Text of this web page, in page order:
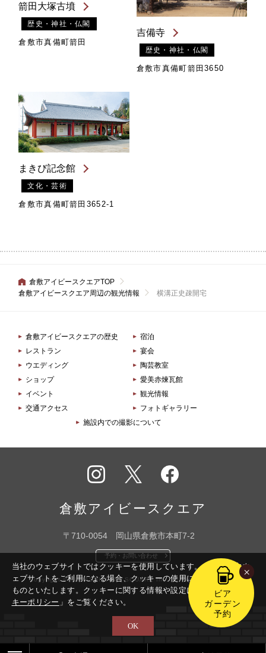
ビア
ガーデン
予約
×
箭田大塚古墳
歴史・神社・仏閣
倉敷市真備町箭田
吉備寺
歴史・神社・仏閣
倉敷市真備町箭田3650
まきび記念館
文化・芸術
倉敷市真備町箭田3652-1
倉敷アイビースクエアTOP
倉敷アイビースクエア周辺の観光情報
横溝正史疎開宅
倉敷アイビースクエアの歴史
宿泊
レストラン
宴会
ウエディング
陶芸教室
ショップ
愛美赤煉瓦館
イベント
観光情報
交通アクセス
フォトギャラリー
施設内での撮影について
タグラ
ム
スブッ
ク
倉敷アイビースクエア
〒710-0054 岡山県倉敷市本町7-2
予約・お問い合わせ
Copyright © KURASHIKI IVY SQUARE Inc. All Rights Reserved.
当社のウェブサイトではクッキーを使用しています。このまま本ウ
ェブサイトをご利用になる場合、クッキーの使用に同意いただいた
ものといたします。 クッキーに関する情報や設定については「
キーポリシー 」をご覧ください。
OK